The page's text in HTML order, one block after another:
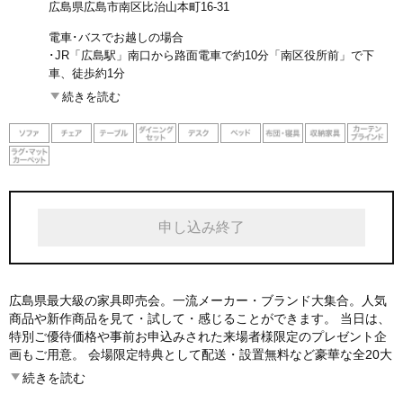
広島県広島市南区比治山本町16-31
電車･バスでお越しの場合
･JR「広島駅」南口から路面電車で約10分「南区役所前」で下
車、徒歩約1分
･紙屋町県庁前から広島バス(23番)で約15分、または、八丁堀から
･広島港から路面電車で約21分「南区役所前」で下車、徒歩約1
分。
･広島空港からリムジンバスで約50分「広島駅新幹線口」下車、J
続きを読む
申し込み終了
広島県最大級の家具即売会。一流メーカー・ブランド大集合。人気
商品や新作商品を見て・試して・感じることができます。 当日は、
特別ご優待価格や事前お申込みされた来場者様限定のプレゼント企
画もご用意。 会場限定特典として配送・設置無料など豪華な全20大
特典をご用意しております。またアウトレットコーナーでは最大8
続きを読む